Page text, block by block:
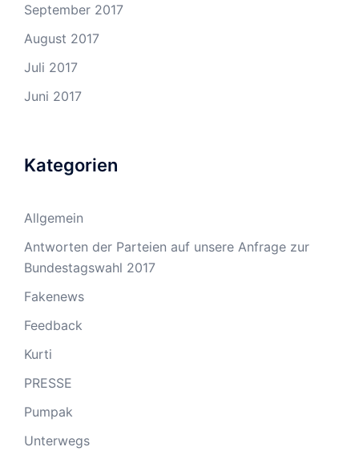
September 2017
August 2017
Juli 2017
Juni 2017
Kategorien
Allgemein
Antworten der Parteien auf unsere Anfrage zur
Bundestagswahl 2017
Fakenews
Feedback
Kurti
PRESSE
Pumpak
Unterwegs